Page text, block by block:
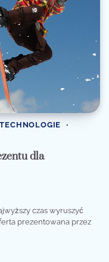
TECHNOLOGIE
dla
czas wyruszyć
prezentowana przez